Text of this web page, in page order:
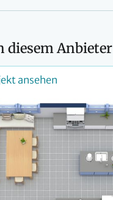
diesem Anbieter
ansehen